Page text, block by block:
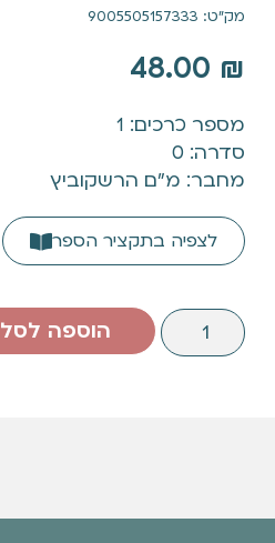
מק"ט: 9005505157333
48.00 ₪
מספר כרכים: 1
סדרה: 0
מחבר: מ"ם הרשקוביץ
לצפיה בתקציר הספר
הוספה לסל